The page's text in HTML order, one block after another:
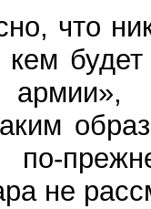
что
по-
не